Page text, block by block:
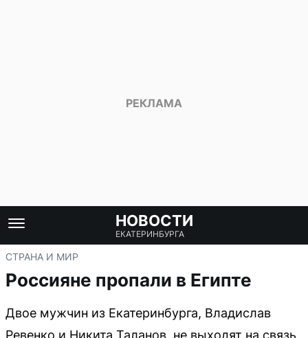
НОВОСТИ
ЕКАТЕРИНБУРГА
СТРАНА И МИР
Россияне пропали в Египте
Двое мужчин из Екатеринбурга, Владислав
Ревенко и Никита Таланов, не выходят на связь